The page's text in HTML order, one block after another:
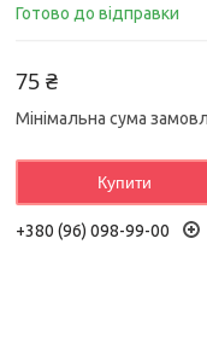
Готово до відправки
75 ₴
Мінімальна сума
Купити
+380 (96) 098-99-00